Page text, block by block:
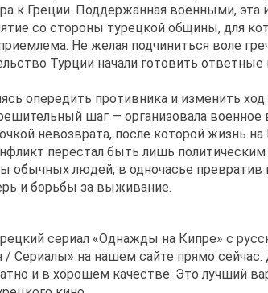
к Греции. Поддержанная военными, эта
со стороны турецкой общины, для
Не желая подчиниться воле
Турции начали готовить
опередить противника и изменить
шаг — организовала военное
невозврата, после которой жизнь
перестал быть лишь
обычных людей, в одночасье
и борьбы за выживание.
сериал «Однажды на Кипре» с
Сериалы» на нашем сайте прямо
и в хорошем качестве. Это лучший